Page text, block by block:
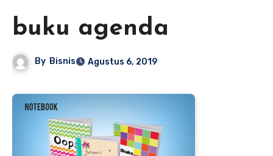
buku agenda
By Bisnis Agustus 6, 2019